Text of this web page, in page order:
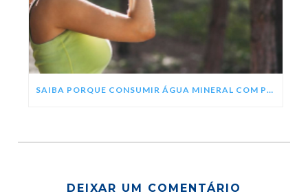
SAIBA PORQUE CONSUMIR ÁGUA MINERAL COM PH ALCALINO
DEIXAR UM COMENTÁRIO